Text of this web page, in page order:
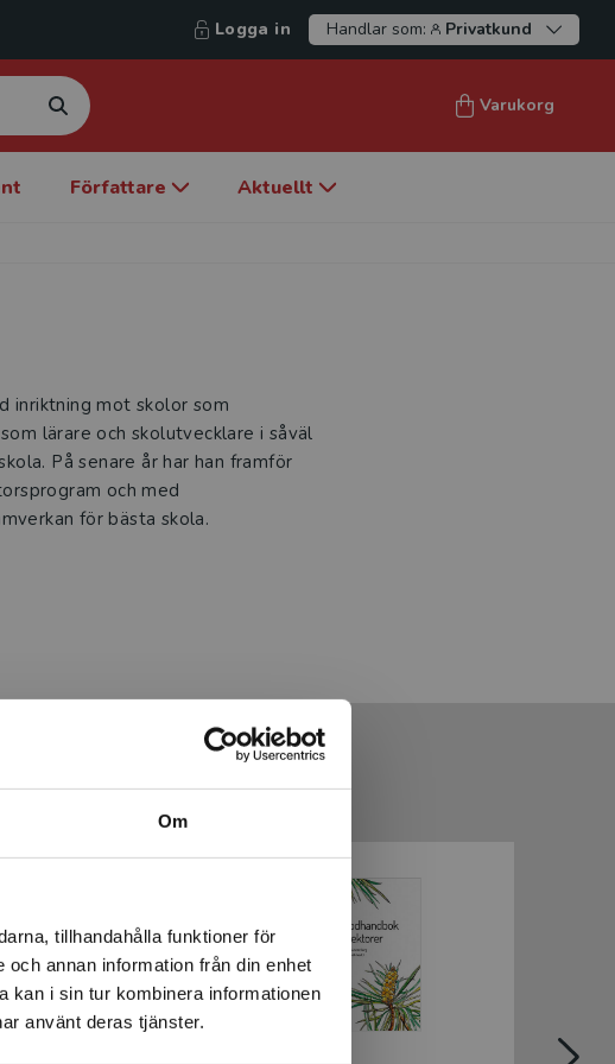
Om
tillhandahålla funktioner för
annan information från din enhet
kan i sin tur kombinera informationen
använt deras tjänster.
via en
Logga in Handlar som: Privatkund
Varukorg
Författare Aktuellt
inriktning mot skolor som
lärare och skolutvecklare i såväl
På senare år har han framför
och med
för bästa skola.